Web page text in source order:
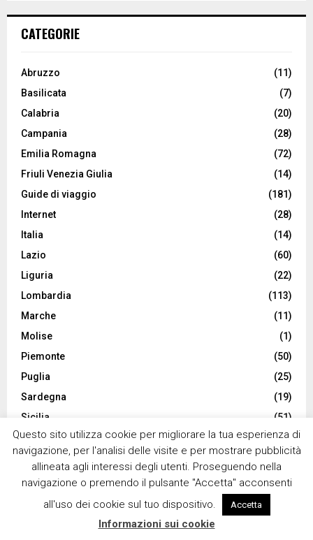
CATEGORIE
Abruzzo
(11)
Basilicata
(7)
Calabria
(20)
Campania
(28)
Emilia Romagna
(72)
Friuli Venezia Giulia
(14)
Guide di viaggio
(181)
Internet
(28)
Italia
(14)
Lazio
(60)
Liguria
(22)
Lombardia
(113)
Marche
(11)
Molise
(1)
Piemonte
(50)
Puglia
(25)
Sardegna
(19)
Sicilia
(51)
Toscana
(88)
Trentino
(16)
Umbria
(7)
Valle d'Aosta
Questo sito utilizza cookie per migliorare la tua esperienza di
navigazione, per l'analisi delle visite e per mostrare pubblicità
allineata agli interessi degli utenti. Proseguendo nella
navigazione o premendo il pulsante "Accetta" acconsenti
all'uso dei cookie sul tuo dispositivo.
Accetta
Informazioni sui cookie